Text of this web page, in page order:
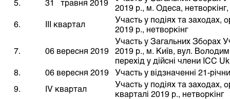
5.
31 травня 2019
2019 р., м. Одеса,
6.
ІІІ квартал
Участь у подіях та заходах,
2019 р., нетворкінг
7. 06 вересня 2019
Участь у Загальних Зборах
2019 р., м. Київ, вул.
перехід у дійсні члени ICC
8.
06 вересня 2019
Участь у відзначенні 21-
9.
ІV квартал
Участь у подіях та заходах,
кварталі 2019 р., нетворкінг